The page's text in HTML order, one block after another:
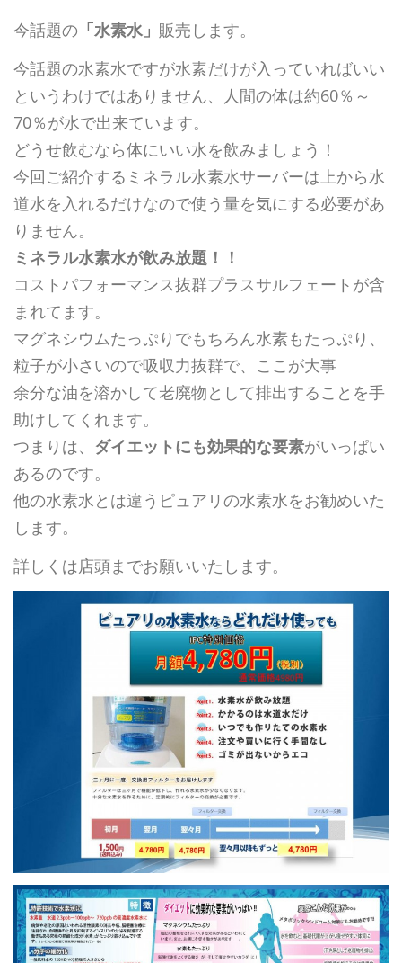
今話題の 「水素水」 販売します。
今話題の水素水ですが水素だけが入っていればいい
というわけではありません、人間の体は約60％～
70％が水で出来ています。
どうせ飲むなら体にいい水を飲みましょう！
今回ご紹介するミネラル水素水サーバーは上から水
道水を入れるだけなので使う量を気にする必要があ
りません。
ミネラル水素水が飲み放題！！
コストパフォーマンス抜群プラスサルフェートが含
まれてます。
マグネシウムたっぷりでもちろん水素もたっぷり、
粒子が小さいので吸収力抜群で、ここが大事
余分な油を溶かして老廃物として排出することを手
助けしてくれます。
つまりは、 ダイエットにも効果的な要素がいっぱい
あるのです。
他の水素水とは違うピュアリの水素水をお勧めいた
します。
詳しくは店頭までお願いいたします。